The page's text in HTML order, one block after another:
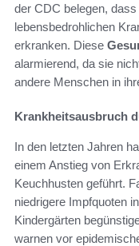
der CDC belegen,
lebensbedrohlichen
erkranken. Diese
alarmierend, da sie
andere Menschen in
Krankheitsausbruch
In den letzten Jahren
einem Anstieg von
Keuchhusten geführt.
niedrigere Impfquoten
Kindergärten
warnen vor